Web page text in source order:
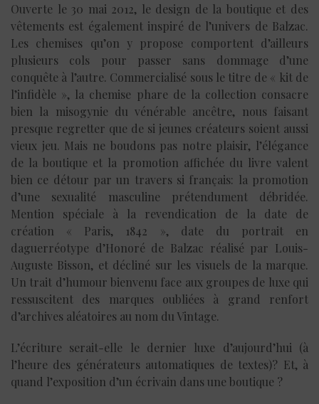
Ouverte le 30 mai 2012, le design de la boutique et des
vêtements est également inspiré de l’univers de Balzac.
Les chemises qu’on y propose comportent d’ailleurs
plusieurs cols pour passer sans dommage d’une
conquête à l’autre. Commercialisé sous le titre de « kit de
l’infidèle », la chemise phare de la collection consacre
bien la misogynie du vénérable ancêtre, nous faisant
presque regretter que de si jeunes créateurs soient aussi
vieux jeu. Mais ne boudons pas notre plaisir, l’élégance
de la boutique et la promotion affichée du livre valent
bien ce détour par un travers si français: la promotion
d’une sexualité masculine prétendument débridée.
Mention spéciale à la revendication de la date de
création « Paris, 1842 », date du portrait en
daguerréotype d’Honoré de Balzac réalisé par Louis-
Auguste Bisson, et décliné sur les visuels de la marque.
Un trait d’humour bienvenu face aux groupes de luxe qui
ressuscitent des marques oubliées à grand renfort
d’archives aléatoires au nom du Vintage.
L’écriture serait-elle le dernier luxe d’aujourd’hui (à
l’heure des générateurs automatiques de textes)? Et, à
quand l’exposition d’un écrivain dans une boutique ?